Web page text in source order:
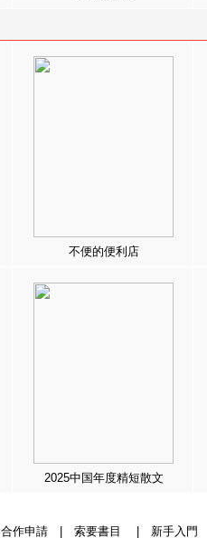
不便的便利店
2025中国年度精短散文
合作申請| 索要書目 新手入門